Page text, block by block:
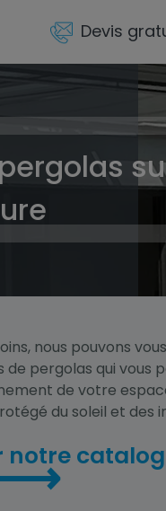
Devis
nous pouvons
de pergolas qui vous
de votre
du soleil et des
notre